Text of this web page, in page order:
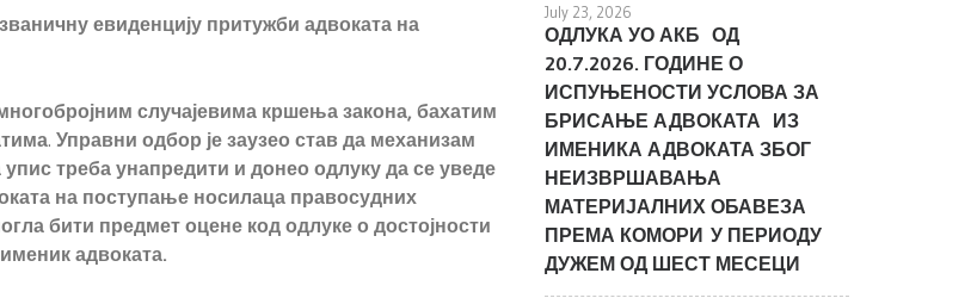
евиденцију притужби адвоката на
случајевима кршења закона, бахатим
. Управни одбор је заузео став да механизам
треба унапредити и донео одлуку да се уведе
на поступање носилаца правосудних
бити предмет оцене код одлуке о достојности
адвоката.
July 23, 2026
ОДЛУКА УО АКБ ОД
20.7.2026. ГОДИНЕ О
ИСПУЊЕНОСТИ УСЛОВА ЗА
БРИСАЊЕ АДВОКАТА ИЗ
ИМЕНИКА АДВОКАТА ЗБОГ
НЕИЗВРШАВАЊА
МАТЕРИЈАЛНИХ ОБАВЕЗА
ПРЕМА КОМОРИ У ПЕРИОДУ
ДУЖЕМ ОД ШЕСТ МЕСЕЦИ